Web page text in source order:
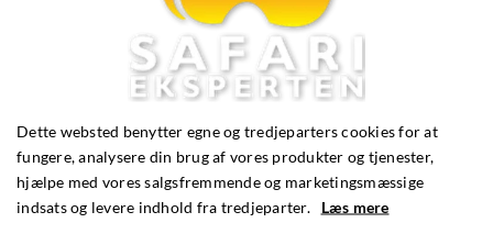
Email:
info@safarieksperten.dk
Telefon:56 36 25 45
Dette websted benytter egne og tredjeparters cookies for at
fungere, analysere din brug af vores produkter og tjenester,
hjælpe med vores salgsfremmende og marketingsmæssige
indsats og levere indhold fra tredjeparter. Læs mere